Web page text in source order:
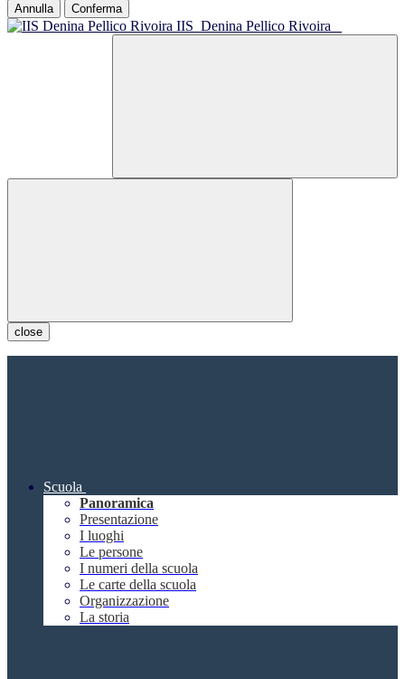
Annulla Conferma
IIS Denina Pellico Rivoira
close
Scuola
Panoramica
Presentazione
I luoghi
Le persone
I numeri della scuola
Le carte della scuola
Organizzazione
La storia